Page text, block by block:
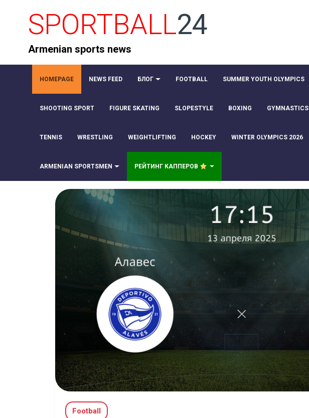
SPORTBALL24
Armenian sports news
HOMEPAGE NEWS FEED БЛОГ FOOTBALL SUMMER YOUTH OLYMPICS
SHOOTING SPORT FIGURE SKATING SLOPESTYLE BOXING GYMNASTICS
TENNIS WRESTLING WEIGHTLIFTING HOCKEY WINTER OLYMPICS 2026
ARMENIAN SPORTSMEN РЕЙТИНГ КАППЕРОВ
Football